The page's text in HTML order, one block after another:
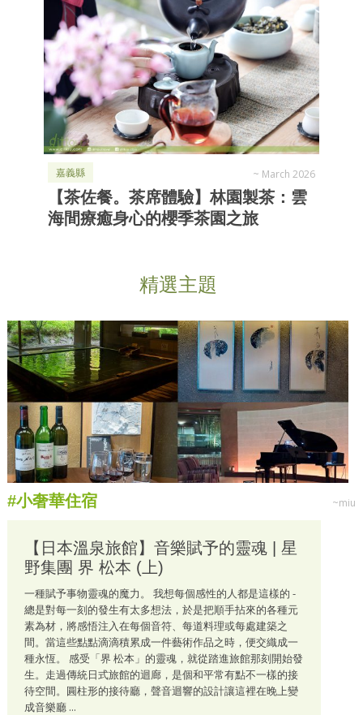
嘉義縣 ~ March 2026
【茶佐餐。茶席體驗】林園製茶：雲
海間療癒身心的櫻季茶園之旅
精選主題
~miu
#小奢華住宿
【日本溫泉旅館】音樂賦予的靈魂 | 星
野集團 界 松本 (上)
一種賦予事物靈魂的魔力。 我想每個感性的人都是這樣的 -
總是對每一刻的發生有太多想法，於是把順手拈來的各種元
素為材，將感悟注入在每個音符、每道料理或每處建築之
間。當這些點點滴滴積累成一件藝術作品之時，便交織成一
種永恆。 感受「界 松本」的靈魂，就從踏進旅館那刻開始發
生。走過傳統日式旅館的迴廊，是個和平常有點不一樣的接
待空間。圓柱形的接待廳，聲音迴響的設計讓這裡在晚上變
成音樂廳 ...